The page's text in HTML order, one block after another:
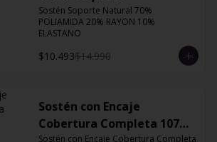
Sostén Soporte Natural 70%
POLIAMIDA 20% RAYON 10%
ELASTANO
$10.493$14.990
Sostén con Encaje
Cobertura Completa 10760
Sostén con Encaje Cobertura Completa